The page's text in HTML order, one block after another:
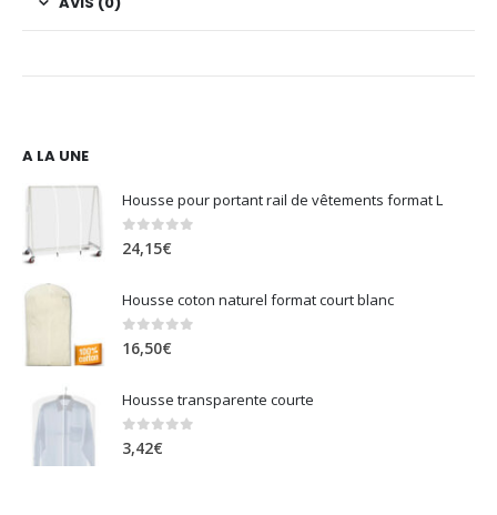
A LA UNE
Housse pour portant rail de vêtements format L
0 sur 5
24,15€
Housse coton naturel format court blanc
0 sur 5
16,50€
Housse transparente courte
0 sur 5
3,42€